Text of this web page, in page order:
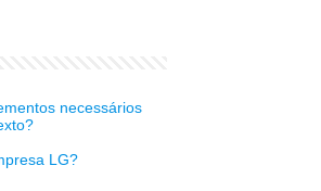
necessários
LG?